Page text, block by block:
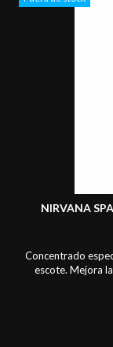
NIRVANA
Concentrado
escote. Mejora
misma.
estimula la
estructura